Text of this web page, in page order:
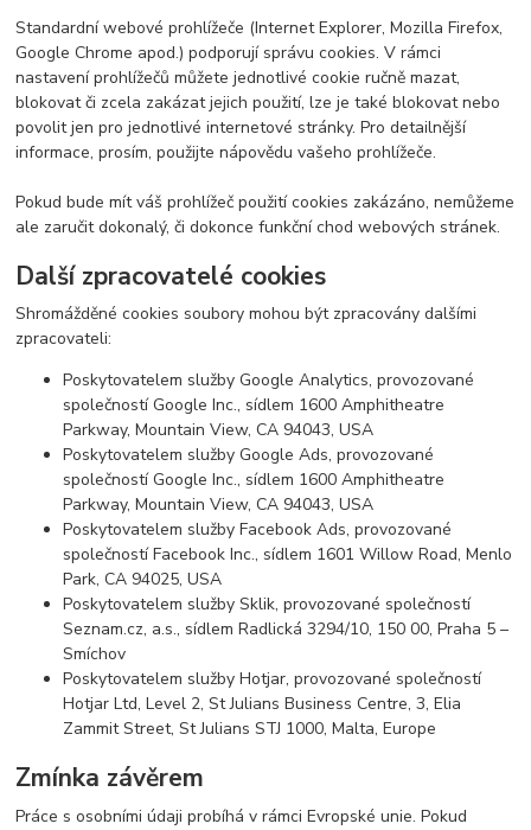
Standardní webové prohlížeče (Internet Explorer, Mozilla Firefox,
Google Chrome apod.) podporují správu cookies. V rámci
nastavení prohlížečů můžete jednotlivé cookie ručně mazat,
blokovat či zcela zakázat jejich použití, lze je také blokovat nebo
povolit jen pro jednotlivé internetové stránky. Pro detailnější
informace, prosím, použijte nápovědu vašeho prohlížeče.
Pokud bude mít váš prohlížeč použití cookies zakázáno, nemůžeme
ale zaručit dokonalý, či dokonce funkční chod webových stránek.
Další zpracovatelé cookies
Shromážděné cookies soubory mohou být zpracovány dalšími
zpracovateli:
Poskytovatelem služby Google Analytics, provozované
společností Google Inc., sídlem 1600 Amphitheatre
Parkway, Mountain View, CA 94043, USA
Poskytovatelem služby Google Ads, provozované
společností Google Inc., sídlem 1600 Amphitheatre
Parkway, Mountain View, CA 94043, USA
Poskytovatelem služby Facebook Ads, provozované
společností Facebook Inc., sídlem 1601 Willow Road, Menlo
Park, CA 94025, USA
Poskytovatelem služby Sklik, provozované společností
Seznam.cz, a.s., sídlem Radlická 3294/10, 150 00, Praha 5 –
Smíchov
Poskytovatelem služby Hotjar, provozované společností
Hotjar Ltd, Level 2, St Julians Business Centre, 3, Elia
Zammit Street, St Julians STJ 1000, Malta, Europe
Zmínka závěrem
Práce s osobními údaji probíhá v rámci Evropské unie. Pokud